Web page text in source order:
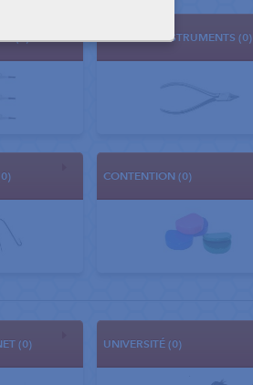
(0) PINCES ET INSTRUMENTS (0)
CONTENTION (0)
(0) UNIVERSITÉ (0)